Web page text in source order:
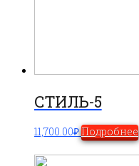
СТИЛЬ-5
11,700.00₽Подробнее